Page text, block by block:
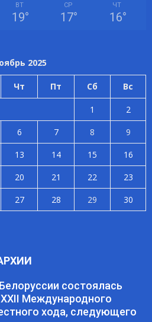
ВТ
19°
СР
17°
ЧТ
16°
2025
Чт Пт Сб Вс
1
2
6 7 8
9
13 14 15
16
20 21 22
23
27 28 29
30
состоялась
Международного
хода, следующего